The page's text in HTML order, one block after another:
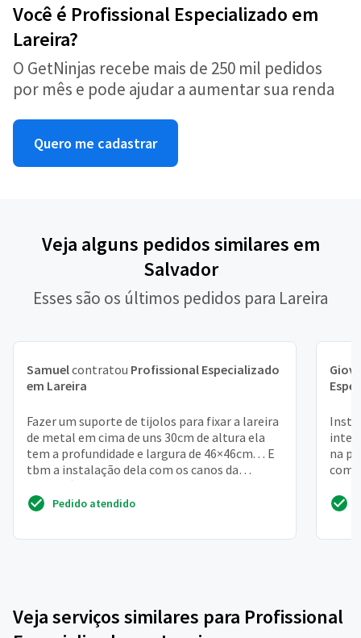
Você é Profissional Especializado em
Lareira?
O GetNinjas recebe mais de 250 mil pedidos
por mês e pode ajudar a aumentar sua renda
Quero me cadastrar
Veja alguns pedidos similares em
Salvador
Esses são os últimos pedidos para Lareira
Samuelcontratou Profissional Especializado
em Lareira
Fazer um suporte de tijolos para fixar a lareira
de metal em cima de uns 30cm de altura ela
tem a profundidade e largura de 46×46cm. . . E
tbm a instalação dela com os canos da
chaminé
Pedido atendido
na
com
Veja serviços similares para Profissional